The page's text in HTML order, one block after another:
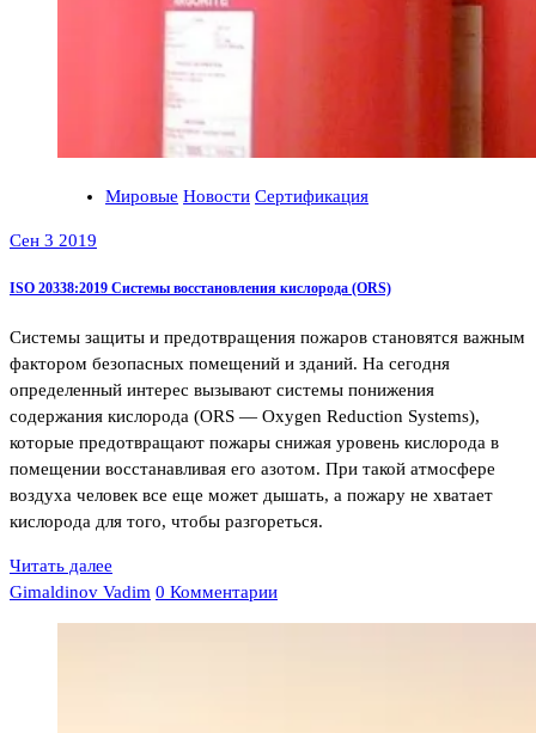
Мировые Новости Сертификация
Сен 3 2019
ISO 20338:2019 Системы восстановления кислорода (ORS)
Системы защиты и предотвращения пожаров становятся важным
фактором безопасных помещений и зданий. На сегодня
определенный интерес вызывают системы понижения
содержания кислорода (ORS — Oxygen Reduction Systems),
которые предотвращают пожары снижая уровень кислорода в
помещении восстанавливая его азотом. При такой атмосфере
воздуха человек все еще может дышать, а пожару не хватает
кислорода для того, чтобы разгореться.
Читать далее
Gimaldinov Vadim 0 Комментарии